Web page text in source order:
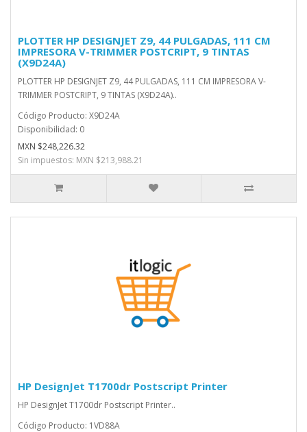
PLOTTER HP DESIGNJET Z9, 44 PULGADAS, 111 CM
IMPRESORA V-TRIMMER POSTCRIPT, 9 TINTAS
(X9D24A)
PLOTTER HP DESIGNJET Z9, 44 PULGADAS, 111 CM IMPRESORA V-
TRIMMER POSTCRIPT, 9 TINTAS (X9D24A)..
Código Producto: X9D24A
Disponibilidad: 0
MXN $248,226.32
Sin impuestos: MXN $213,988.21
HP DesignJet T1700dr Postscript Printer
HP DesignJet T1700dr Postscript Printer..
Código Producto: 1VD88A